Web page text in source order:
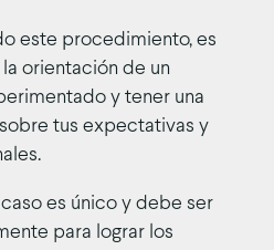
este procedimiento, es
orientación de un
y tener una
tus expectativas y
es único y debe ser
para lograr los